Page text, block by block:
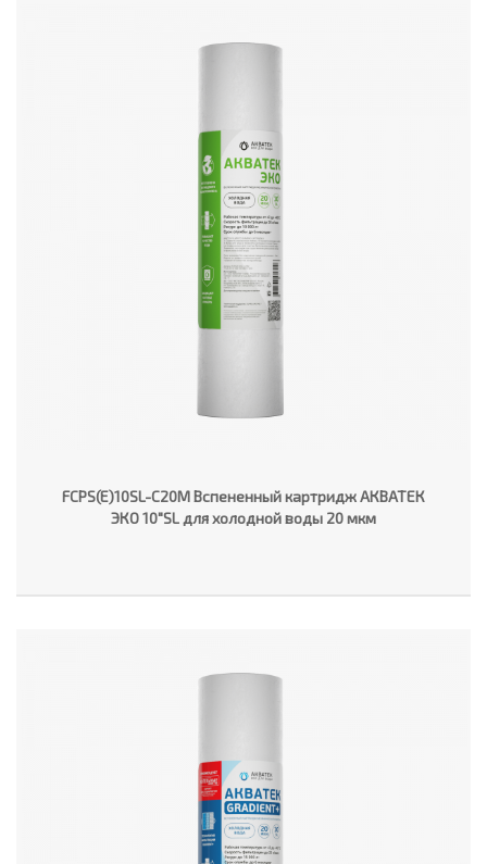
FCPS(E)10SL-C20M Вспененный картридж АКВАТЕК
ЭКО 10"SL для холодной воды 20 мкм